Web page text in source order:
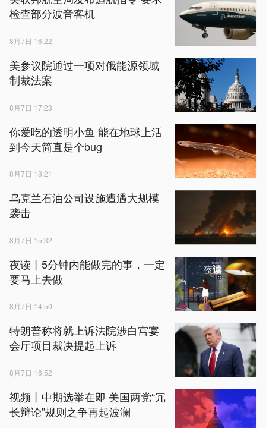
检查部分波音客机
8月7日 16:22
美参议院通过一项对俄能源领域
制裁法案
8月7日 17:23
你爱吃的透明小鱼 能在地球上活
到今天简直是个bug
8月7日 18:21
乌克兰石油公司设施遭遇大规模
袭击
8月7日 15:32
夜读丨5分钟内能做完的事，一定
要马上去做
8月7日 14:50
特朗普称将就上诉法院涉白宫宴
会厅项目裁决提起上诉
8月7日 16:52
视频丨中期选举在即 美国两党“冗
长辩论”规则之争再起波澜